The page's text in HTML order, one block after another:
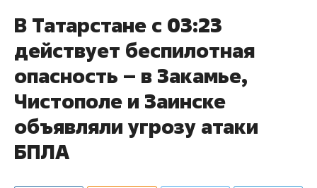
В Татарстане с 03:23
действует беспилотная
опасность – в Закамье,
Чистополе и Заинске
объявляли угрозу атаки
БПЛА